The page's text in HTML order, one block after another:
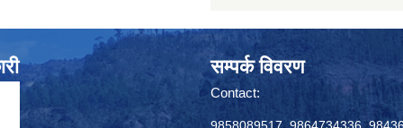
सम्पर्क विवरण
Contact: